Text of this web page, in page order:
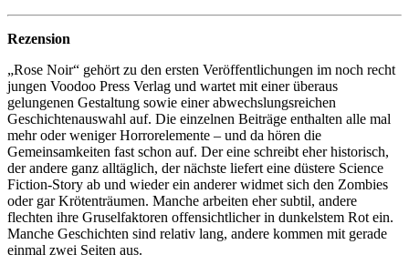
Rezension
„Rose Noir“ gehört zu den ersten Veröffentlichungen im noch recht
jungen Voodoo Press Verlag und wartet mit einer überaus
gelungenen Gestaltung sowie einer abwechslungsreichen
Geschichtenauswahl auf. Die einzelnen Beiträge enthalten alle mal
mehr oder weniger Horrorelemente – und da hören die
Gemeinsamkeiten fast schon auf. Der eine schreibt eher historisch,
der andere ganz alltäglich, der nächste liefert eine düstere Science
Fiction-Story ab und wieder ein anderer widmet sich den Zombies
oder gar Krötenträumen. Manche arbeiten eher subtil, andere
flechten ihre Gruselfaktoren offensichtlicher in dunkelstem Rot ein.
Manche Geschichten sind relativ lang, andere kommen mit gerade
einmal zwei Seiten aus.